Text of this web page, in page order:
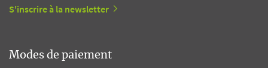
S'inscrire à la newsletter
Modes de paiement